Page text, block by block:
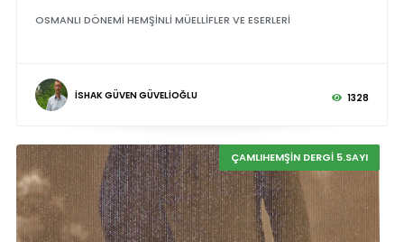
OSMANLI DÖNEMİ HEMŞİNLİ MÜELLİFLER VE ESERLERİ
İSHAK GÜVEN GÜVELİOĞLU 1328
ÇAMLIHEMŞİN DERGİ 5.SAYI